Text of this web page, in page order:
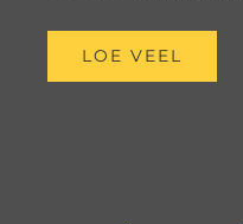
LOE VEEL